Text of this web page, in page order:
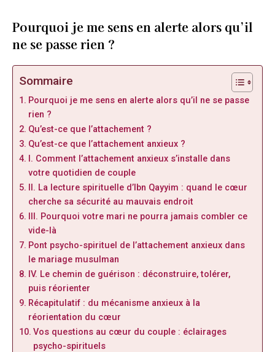
Pourquoi je me sens en alerte alors qu’il
ne se passe rien ?
Sommaire
Pourquoi je me sens en alerte alors qu’il ne se passe
rien ?
Qu’est-ce que l’attachement ?
Qu’est-ce que l’attachement anxieux ?
I. Comment l’attachement anxieux s’installe dans
votre quotidien de couple
II. La lecture spirituelle d’Ibn Qayyim : quand le cœur
cherche sa sécurité au mauvais endroit
III. Pourquoi votre mari ne pourra jamais combler ce
vide-là
Pont psycho-spirituel de l’attachement anxieux dans
le mariage musulman
IV. Le chemin de guérison : déconstruire, tolérer,
puis réorienter
Récapitulatif : du mécanisme anxieux à la
réorientation du cœur
Vos questions au cœur du couple : éclairages
psycho-spirituels